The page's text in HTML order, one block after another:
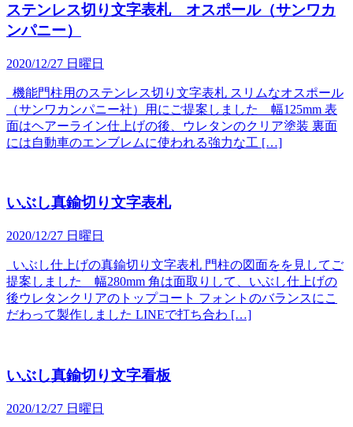
ステンレス切り文字表札 オスポール（サンワカ
ンパニー）
2020/12/27 日曜日
機能門柱用のステンレス切り文字表札 スリムなオスポール
（サンワカンパニー社）用にご提案しました 幅125mm 表
面はヘアーライン仕上げの後、ウレタンのクリア塗装 裏面
には自動車のエンブレムに使われる強力な工 […]
いぶし真鍮切り文字表札
2020/12/27 日曜日
いぶし仕上げの真鍮切り文字表札 門柱の図面をを見してご
提案しました 幅280mm 角は面取りして、いぶし仕上げの
後ウレタンクリアのトップコート フォントのバランスにこ
だわって製作しました LINEで打ち合わ […]
いぶし真鍮切り文字看板
2020/12/27 日曜日